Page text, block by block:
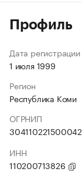
Профиль
Дата регистрации
1 июля 1999
Регион
Республика Коми
ОГРНИП
304110221500042
ИНН
110200713826